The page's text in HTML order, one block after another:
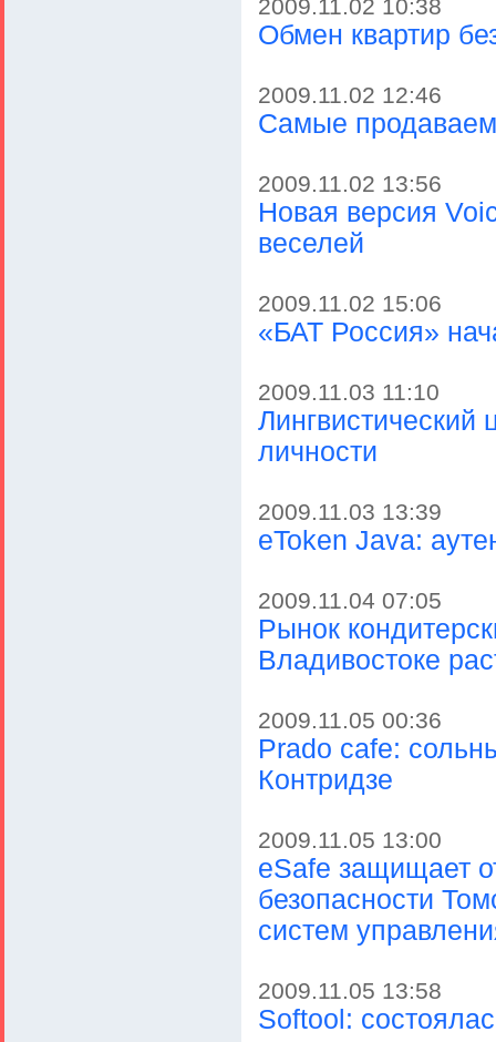
2009.11.02 10:38
Обмен квартир
2009.11.02 12:46
Самые
2009.11.02 13:56
Новая версия
веселей
2009.11.02 15:06
«БАТ Россия»
2009.11.03 11:10
Лингвистический
личности
2009.11.03 13:39
eToken Java:
2009.11.04 07:05
Рынок
Владивостоке
2009.11.05 00:36
Prado cafe:
Контридзе
2009.11.05 13:00
eSafe защищает
безопасности
систем
2009.11.05 13:58
Softool: